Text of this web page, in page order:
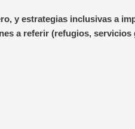
y estrategias inclusivas a
a referir (refugios, servicios